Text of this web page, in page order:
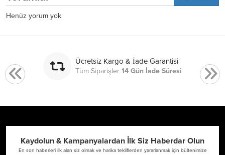
Henüz yorum yok
Ücretsiz Kargo & İade Garantisi
Tüm Siparişler14 Gün İade Süresi
Kaydolun & Kampanyalardan İlk Siz Haberdar Olun
En son haberleri ilk alan siz olmak ve harika tekliflerden yararlanmak için bültenimize